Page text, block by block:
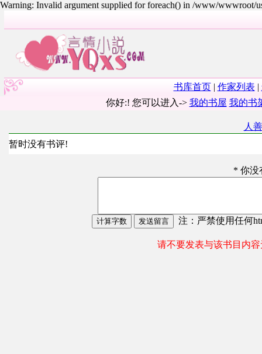
Warning: Invalid argument supplied for foreach() in /www/wwwroot/
书库首页| 作家列表 |
你好:! 您可以进入-> 我的书屋 我的书
人
暂时没有书评!
* 你没
注：严禁使用任何
请不要发表与该书目内